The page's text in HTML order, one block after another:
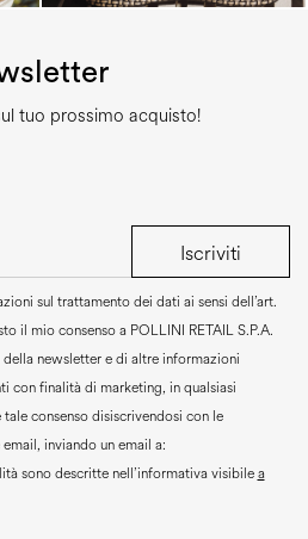
tuo prossimo acquisto!
Iscriviti
sul trattamento dei dati ai sensi dell’art.
il mio consenso a POLLINI RETAIL S.P.A.
newsletter e di altre informazioni
con finalità di marketing, in qualsiasi
consenso disiscrivendosi con le
inviando un email a:
sono descritte nell’informativa visibilea